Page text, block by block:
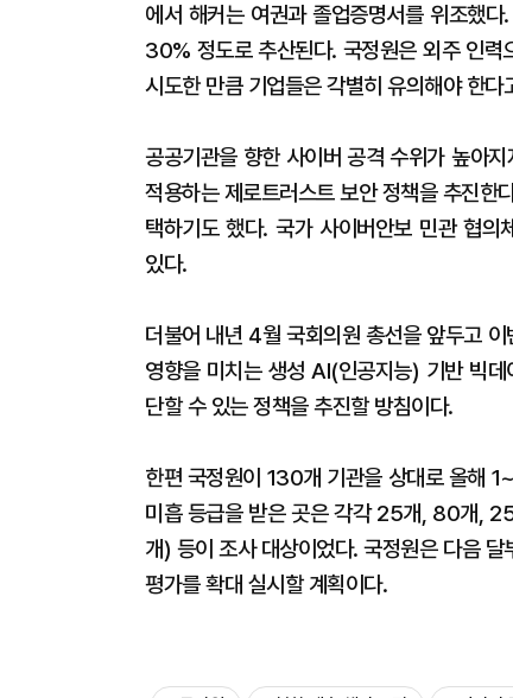
에서 해커는 여권과 졸업증명서를 위조했
30% 정도로 추산된다. 국정원은 외주 인력
시도한 만큼 기업들은 각별히 유의해야 한다
공공기관을 향한 사이버 공격 수위가 높아
적용하는 제로트러스트 보안 정책을 추진한
택하기도 했다. 국가 사이버안보 민관 협의
있다.
더불어 내년 4월 국회의원 총선을 앞두고
영향을 미치는 생성 AI(인공지능) 기반 빅
단할 수 있는 정책을 추진할 방침이다.
한편 국정원이 130개 기관을 상대로 올해
미흡 등급을 받은 곳은 각각 25개, 80개,
개) 등이 조사 대상이었다. 국정원은 다음
평가를 확대 실시할 계획이다.